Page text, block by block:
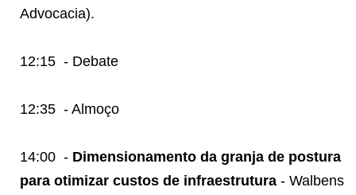
Advocacia).
12:15 - Debate
12:35 - Almoço
14:00 - Dimensionamento da granja de postura
para otimizar custos de infraestrutura - Walbens